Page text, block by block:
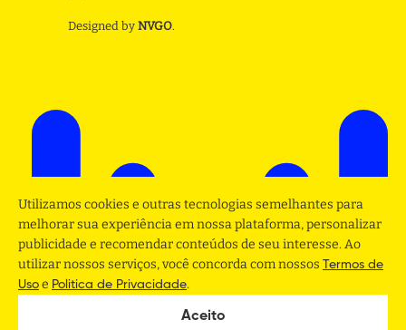
Designed by NVGO.
Utilizamos cookies e outras tecnologias semelhantes para
melhorar sua experiência em nossa plataforma, personalizar
publicidade e recomendar conteúdos de seu interesse. Ao
utilizar nossos serviços, você concorda com nossos Termos de
Uso e Politica de Privacidade.
Aceito